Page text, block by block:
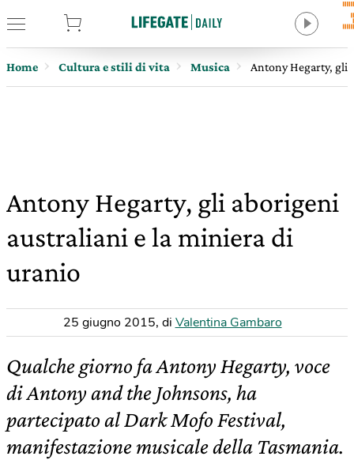
Home Cultura e stili di vita Musica Antony Hegarty, gli
Antony Hegarty, gli aborigeni
australiani e la miniera di
uranio
25 giugno 2015, di Valentina Gambaro
Qualche giorno fa Antony Hegarty, voce
di Antony and the Johnsons, ha
partecipato al Dark Mofo Festival,
manifestazione musicale della Tasmania.